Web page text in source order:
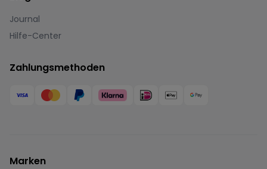
Journal
Hilfe-Center
Zahlungsmethoden
Marken